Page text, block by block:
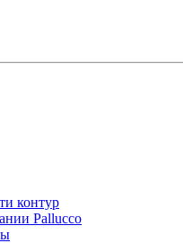
контур
Pallucco